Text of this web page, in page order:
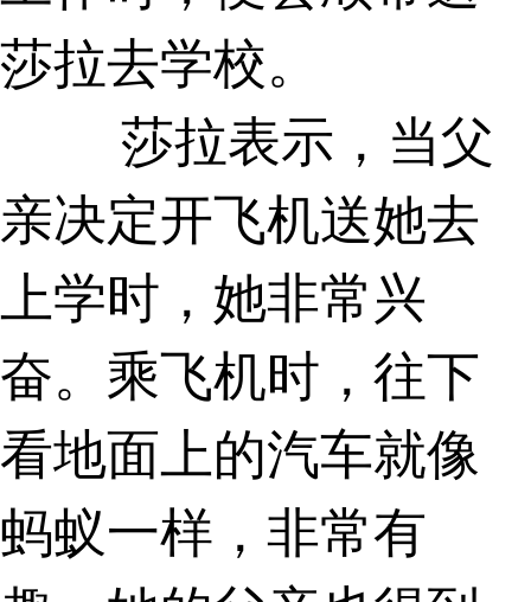
莎拉去学校。
莎拉表示，当父
亲决定开飞机送她去
上学时，她非常兴
奋。乘飞机时，往下
看地面上的汽车就像
蚂蚁一样，非常有